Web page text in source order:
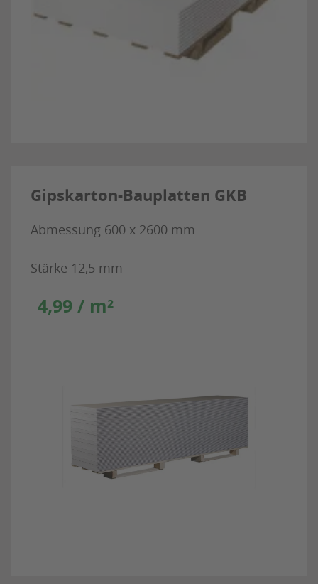
Gipskarton-Bauplatten GKB
Abmessung 600 x 2600 mm
Stärke 12,5 mm
4,99 / m²